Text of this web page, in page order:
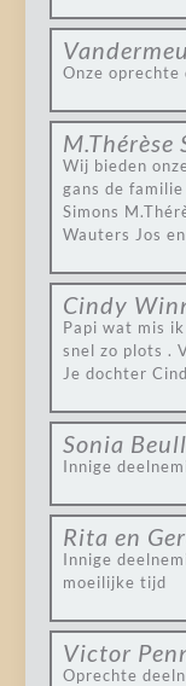
Onze
M.Thérèse
Wij bieden
gans de
Simons
Wauters Jos
Cindy
Papi wat mis
snel zo plots .
Je dochter
Sonia
Innige
Rita en
Innige
moeilijke tijd
Victor
Oprechte